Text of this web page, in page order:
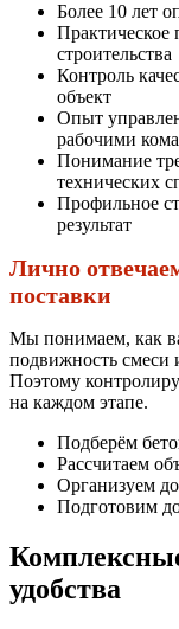
Более 10 лет
Практическое
строительства
Контроль
объект
Опыт
рабочими
Понимание
технических
Профильное
результат
Лично
поставки
Мы понимаем, как
подвижность смеси
Поэтому
на каждом этапе.
Подберём
Рассчитаем
Организуем
Подготовим
удобства